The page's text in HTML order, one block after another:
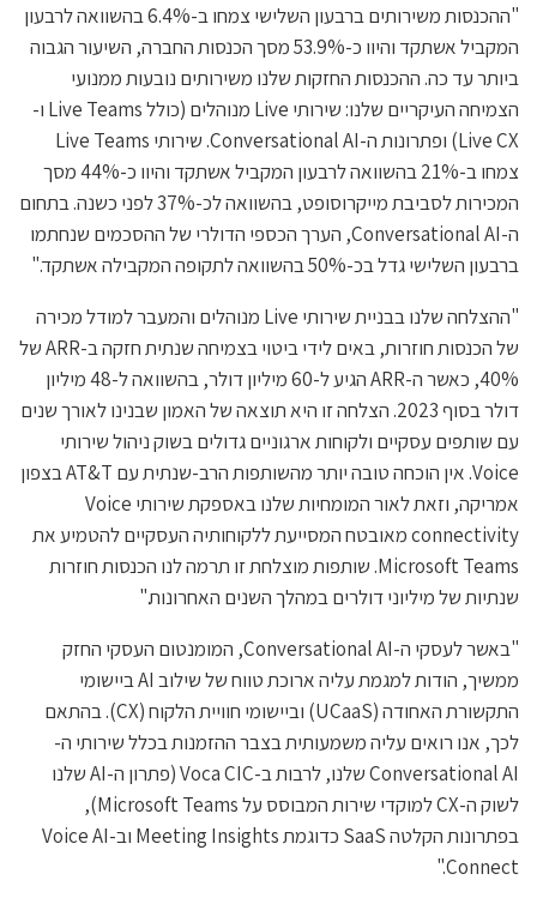
"ההכנסות משירותים ברבעון השלישי צמחו ב-6.4% בהשוואה לרבעון
המקביל אשתקד והיוו כ-53.9% מסך הכנסות החברה, השיעור הגבוה
ביותר עד כה. ההכנסות החזקות שלנו משירותים נובעות ממנועי
הצמיחה העיקריים שלנו: שירותי Live מנוהלים (כולל Live Teams ו-
Live CX) ופתרונות ה-Conversational AI. שירותי Live Teams
צמחו ב-21% בהשוואה לרבעון המקביל אשתקד והיוו כ-44% מסך
המכירות לסביבת מייקרוסופט, בהשוואה לכ-37% לפני כשנה. בתחום
ה-Conversational AI, הערך הכספי הדולרי של ההסכמים שנחתמו
ברבעון השלישי גדל בכ-50% בהשוואה לתקופה המקבילה אשתקד."
"ההצלחה שלנו בבניית שירותי Live מנוהלים והמעבר למודל מכירה
של הכנסות חוזרות, באים לידי ביטוי בצמיחה שנתית חזקה ב-ARR של
40%, כאשר ה-ARR הגיע ל-60 מיליון דולר, בהשוואה ל-48 מיליון
דולר בסוף 2023. הצלחה זו היא תוצאה של האמון שבנינו לאורך שנים
עם שותפים עסקיים ולקוחות ארגוניים גדולים בשוק ניהול שירותי
Voice. אין הוכחה טובה יותר מהשותפות הרב-שנתית עם AT&T בצפון
אמריקה, וזאת לאור המומחיות שלנו באספקת שירותי Voice
connectivity מאובטח המסייעת ללקוחותיה העסקיים להטמיע את
Microsoft Teams. שותפות מוצלחת זו תרמה לנו הכנסות חוזרות
שנתיות של מיליוני דולרים במהלך השנים האחרונות."
"באשר לעסקי ה-Conversational AI, המומנטום העסקי החזק
ממשיך, הודות למגמת עליה ארוכת טווח של שילוב AI ביישומי
התקשורת האחודה (UCaaS) וביישומי חוויית הלקוח (CX). בהתאם
לכך, אנו רואים עליה משמעותית בצבר ההזמנות בכלל שירותי ה-
Conversational AI שלנו, לרבות ב-Voca CIC (פתרון ה-AI שלנו
לשוק ה-CX למוקדי שירות המבוסס על Microsoft Teams),
בפתרונות הקלטה SaaS כדוגמת Meeting Insights וב-Voice AI
Connect."